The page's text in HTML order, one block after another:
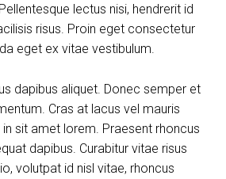
lectus nisi, hendrerit id
risus. Proin eget consectetur
eget ex vitae vestibulum.
dapibus aliquet. Donec semper et
Cras at lacus vel mauris
sit amet lorem. Praesent rhoncus
dapibus. Curabitur vitae risus
volutpat id nisl vitae, rhoncus